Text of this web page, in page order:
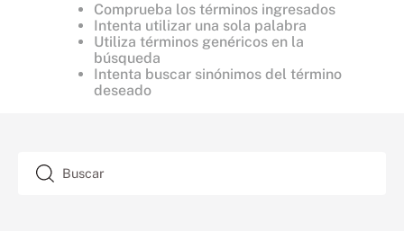
Comprueba los términos ingresados
Intenta utilizar una sola palabra
Utiliza términos genéricos en la
búsqueda
Intenta buscar sinónimos del término
deseado
Buscar